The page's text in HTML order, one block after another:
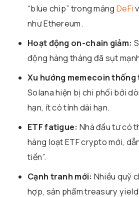
“blue chip” trong mảng DeFi
như Ethereum.
Hoạt động on-chain giảm:
động hàng tháng đã sụt
Xu hướng memecoin thống
Solana hiện bị chi phối bởi
hạn, ít có tính dài hạn.
ETF fatigue: Nhà đầu tư có
hàng loạt ETF crypto mới,
tiền”.
Cạnh tranh mới: Nhiều quỹ
hợp, sản phẩm treasury